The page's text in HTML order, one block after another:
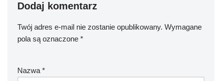
Dodaj komentarz
Twój adres e-mail nie zostanie opublikowany. Wymagane
pola są oznaczone *
Nazwa *